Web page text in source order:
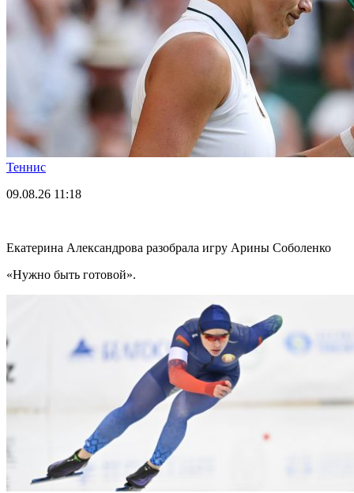
Теннис
09.08.26 11:18
Екатерина Александрова разобрала игру Арины Соболенко
«Нужно быть готовой».